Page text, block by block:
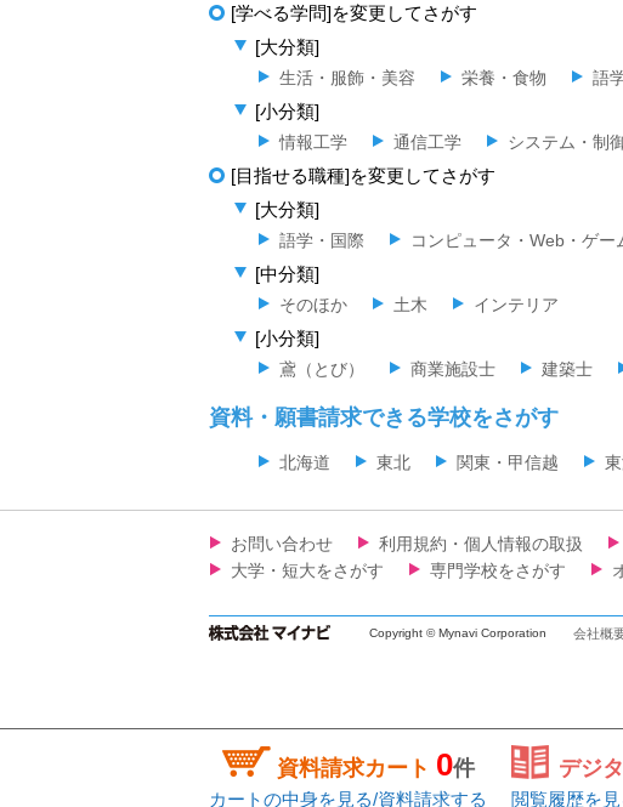
[学べる学問]を変更してさがす
[大分類]
生活・服飾・美容 栄養・食物 語
[小分類]
情報工学 通信工学 システム・制
[目指せる職種]を変更してさがす
[大分類]
語学・国際 コンピュータ・Web・ゲー
[中分類]
そのほか 土木 インテリア
[小分類]
鳶（とび） 商業施設士 建築士
資料・願書請求できる学校をさがす
北海道 東北 関東・甲信越
お問い合わせ 利用規約・個人情報の取扱
大学・短大をさがす
専門学校をさがす
Copyright © Mynavi Corporation 会社概
資料請求カート 0件
カートの中身を見る/資料請求する
デジ
閲覧履歴を見